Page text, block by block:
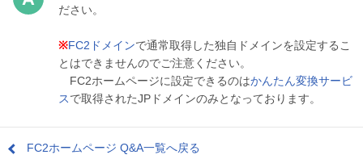
ださい。
※FC2ドメインで通常取得した独自ドメインを設定するこ
とはできませんのでご注意ください。
FC2ホームページに設定できるのはかんたん変換サービ
スで取得されたJPドメインのみとなっております。
FC2ホームページ Q&A一覧へ戻る